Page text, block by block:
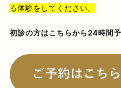
る体験をしてください。
初診の方はこちらから24時間予